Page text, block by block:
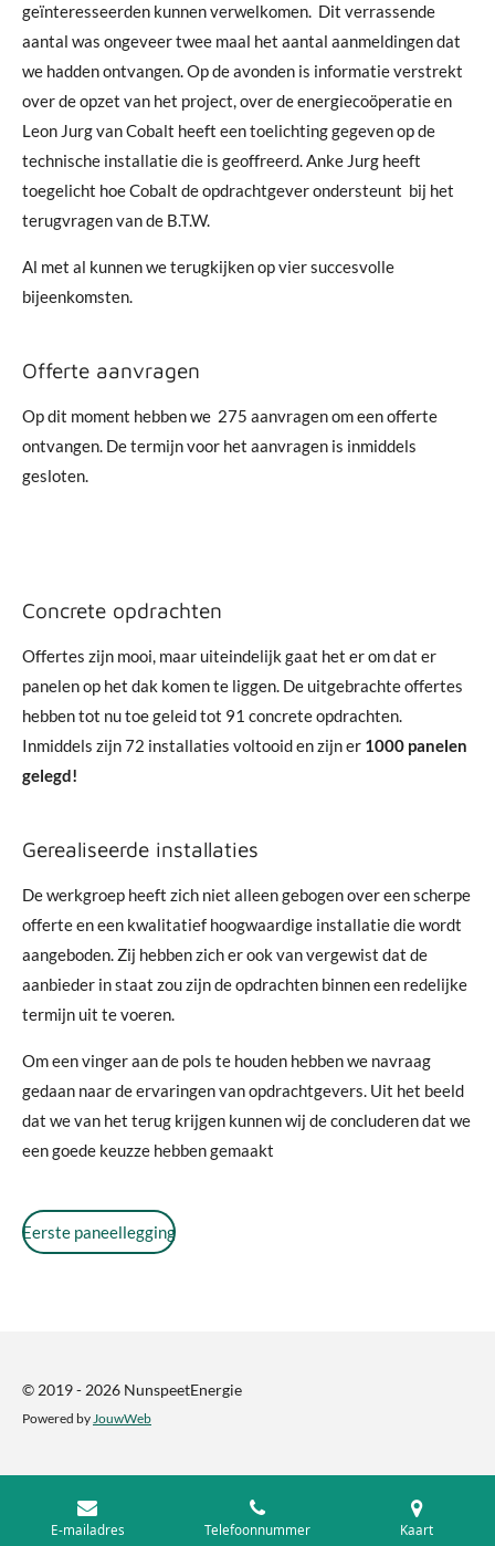
geïnteresseerden kunnen verwelkomen. Dit verrassende
aantal was ongeveer twee maal het aantal aanmeldingen dat
we hadden ontvangen. Op de avonden is informatie verstrekt
over de opzet van het project, over de energiecoöperatie en
Leon Jurg van Cobalt heeft een toelichting gegeven op de
technische installatie die is geoffreerd. Anke Jurg heeft
toegelicht hoe Cobalt de opdrachtgever ondersteunt bij het
terugvragen van de B.T.W.
Al met al kunnen we terugkijken op vier succesvolle
bijeenkomsten.
Offerte aanvragen
Op dit moment hebben we 275 aanvragen om een offerte
ontvangen. De termijn voor het aanvragen is inmiddels
gesloten.
Concrete opdrachten
Offertes zijn mooi, maar uiteindelijk gaat het er om dat er
panelen op het dak komen te liggen. De uitgebrachte offertes
hebben tot nu toe geleid tot 91 concrete opdrachten.
Inmiddels zijn 72 installaties voltooid en zijn er 1000 panelen
gelegd!
Gerealiseerde installaties
De werkgroep heeft zich niet alleen gebogen over een scherpe
offerte en een kwalitatief hoogwaardige installatie die wordt
aangeboden. Zij hebben zich er ook van vergewist dat de
aanbieder in staat zou zijn de opdrachten binnen een redelijke
termijn uit te voeren.
Om een vinger aan de pols te houden hebben we navraag
gedaan naar de ervaringen van opdrachtgevers. Uit het beeld
dat we van het terug krijgen kunnen wij de concluderen dat we
een goede keuzze hebben gemaakt
Eerste paneellegging
© 2019 - 2026 NunspeetEnergie
Powered by JouwWeb
E-mailadres Telefoonnummer Kaart